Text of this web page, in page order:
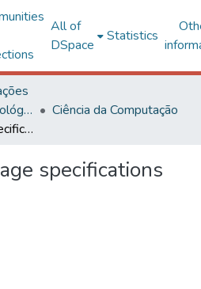
All of
DSpace
Statistics
Ciências Exatas e Tecnológicas
Ciência da Computação
Reusable language specifications
specifications